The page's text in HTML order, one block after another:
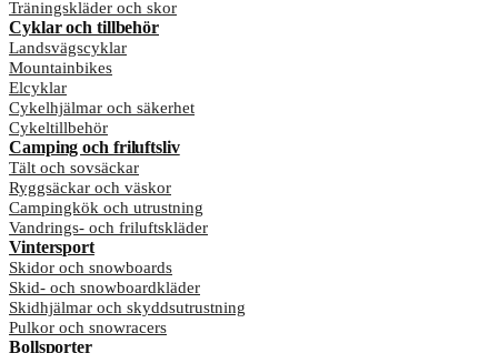
Träningskläder och skor
Cyklar och tillbehör
Landsvägscyklar
Mountainbikes
Elcyklar
Cykelhjälmar och säkerhet
Cykeltillbehör
Camping och friluftsliv
Tält och sovsäckar
Ryggsäckar och väskor
Campingkök och utrustning
Vandrings- och friluftskläder
Vintersport
Skidor och snowboards
Skid- och snowboardkläder
Skidhjälmar och skyddsutrustning
Pulkor och snowracers
Bollsporter